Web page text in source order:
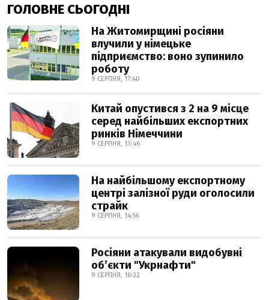
ГОЛОВНЕ СЬОГОДНІ
На Житомирщині росіяни
влучили у німецьке
підприємство: воно зупинило
роботу
9 СЕРПНЯ, 17:40
Китай опустився з 2 на 9 місце
серед найбільших експортних
ринків Німеччини
9 СЕРПНЯ, 13:46
На найбільшому експортному
центрі залізної руди оголосили
страйк
9 СЕРПНЯ, 14:56
Росіяни атакували видобувні
обʼєкти "Укрнафти"
9 СЕРПНЯ, 16:32